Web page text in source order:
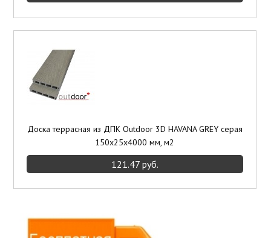
Доска террасная из ДПК Outdoor 3D HAVANA GREY серая
150х25х4000 мм, м2
121.47 руб.